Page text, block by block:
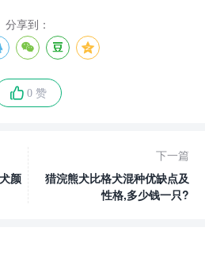
分享到：
0 赞
颜
下一篇
猎浣熊犬比格犬混种优缺点及
性格,多少钱一只?